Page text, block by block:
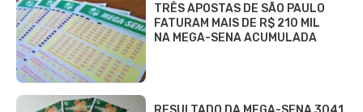
TRÊS APOSTAS DE SÃO PAULO
FATURAM MAIS DE R$ 210 MIL
NA MEGA-SENA ACUMULADA